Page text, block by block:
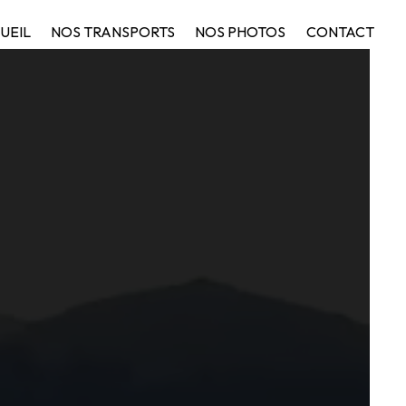
NOS TRANSPORTS NOS PHOTOS CONTACT